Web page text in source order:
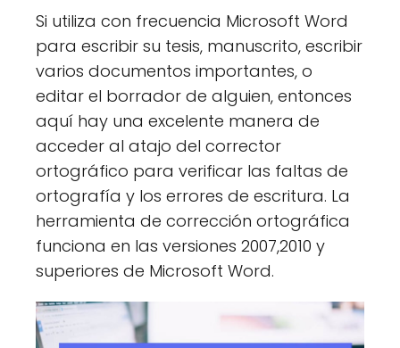
Si utiliza con frecuencia Microsoft Word
para escribir su tesis, manuscrito, escribir
varios documentos importantes, o
editar el borrador de alguien, entonces
aquí hay una excelente manera de
acceder al atajo del corrector
ortográfico para verificar las faltas de
ortografía y los errores de escritura. La
herramienta de corrección ortográfica
funciona en las versiones 2007,2010 y
superiores de Microsoft Word.